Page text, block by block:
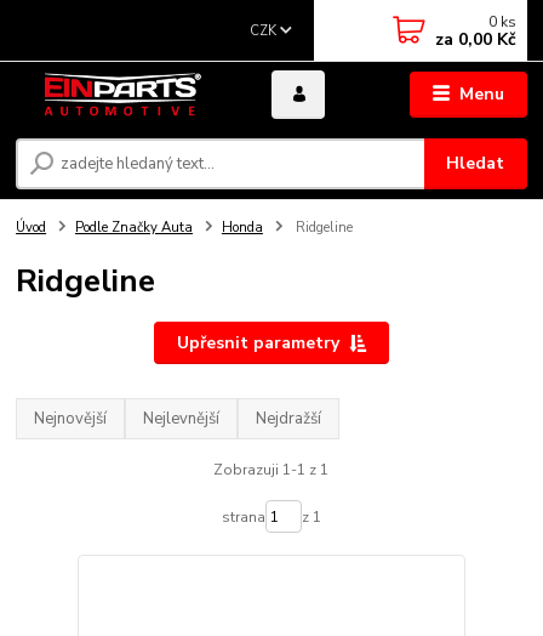
Menu
CZK
Hledat
0 ks
za 0,00 Kč
Úvod Podle Značky Auta Honda Ridgeline
Ridgeline
Upřesnit parametry
Nejnovější Nejlevnější Nejdražší
Zobrazuji 1-1 z 1
strana z 1